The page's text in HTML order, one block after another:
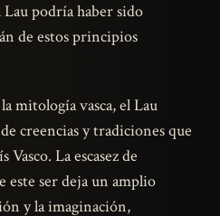
podría haber sido
de estos principios
mitología vasca, el Lau
creencias y tradiciones que
La escasez de
este ser deja un amplio
y la imaginación,